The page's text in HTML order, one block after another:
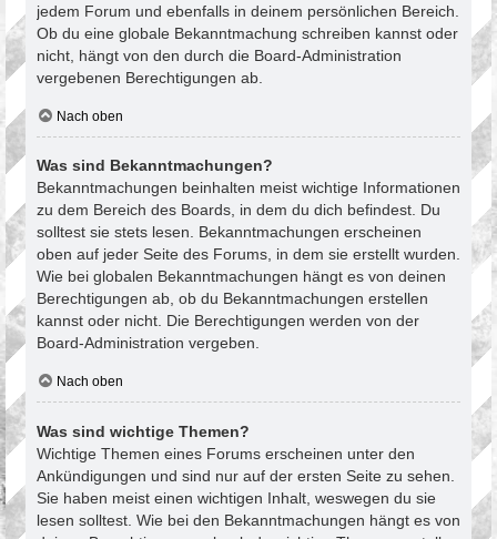
jedem Forum und ebenfalls in deinem persönlichen Bereich.
Ob du eine globale Bekanntmachung schreiben kannst oder
nicht, hängt von den durch die Board-Administration
vergebenen Berechtigungen ab.
Nach oben
Was sind Bekanntmachungen?
Bekanntmachungen beinhalten meist wichtige Informationen
zu dem Bereich des Boards, in dem du dich befindest. Du
solltest sie stets lesen. Bekanntmachungen erscheinen
oben auf jeder Seite des Forums, in dem sie erstellt wurden.
Wie bei globalen Bekanntmachungen hängt es von deinen
Berechtigungen ab, ob du Bekanntmachungen erstellen
kannst oder nicht. Die Berechtigungen werden von der
Board-Administration vergeben.
Nach oben
Was sind wichtige Themen?
Wichtige Themen eines Forums erscheinen unter den
Ankündigungen und sind nur auf der ersten Seite zu sehen.
Sie haben meist einen wichtigen Inhalt, weswegen du sie
lesen solltest. Wie bei den Bekanntmachungen hängt es von